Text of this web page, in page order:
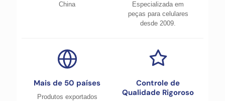
China
Especializada em
peças para celulares
desde 2009.
Mais de 50 países
Produtos exportados
Controle de
Qualidade Rigoroso